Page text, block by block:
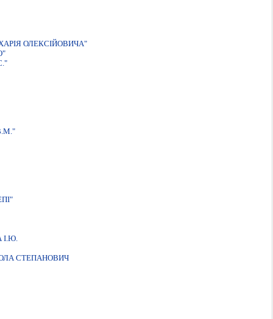
ОЛЕКСIЙОВИЧА"
I.Ю.
СТЕПАНОВИЧ